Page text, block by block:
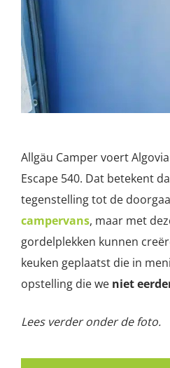
Allgäu Camper voert
Escape 540. Dat betekent
tegenstelling tot de
campervans, maar met
gordelplekken kunnen
keuken geplaatst die in
opstelling die we niet
Lees verder onder de foto.